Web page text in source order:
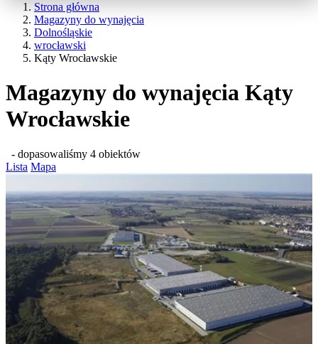
Strona główna
Magazyny do wynajęcia
Dolnośląskie
wrocławski
Kąty Wrocławskie
Magazyny do wynajęcia Kąty
Wrocławskie
- dopasowaliśmy 4 obiektów
Lista Mapa